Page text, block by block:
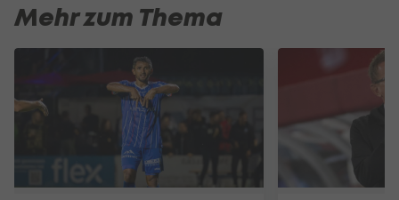
Mehr zum Thema